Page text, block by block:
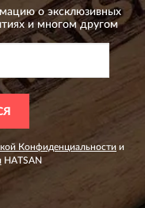
о эксклюзивных
и многом другом
Конфиденциальности и
HATSAN